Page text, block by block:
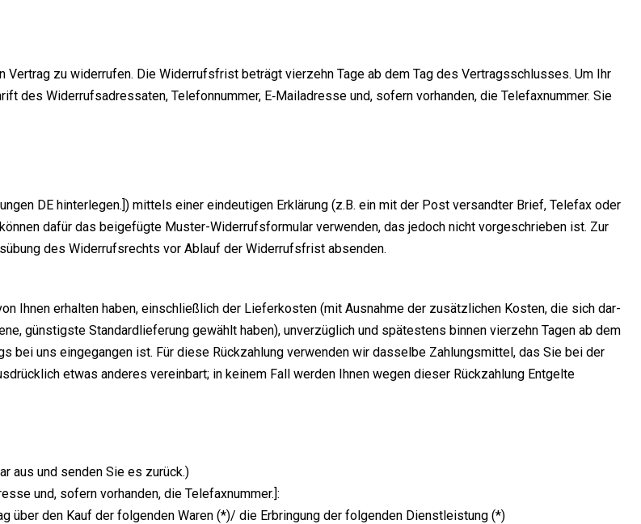
Ver­trag zu wider­ru­fen. Die Wider­rufs­frist beträgt vier­zehn Tage ab dem Tag des Ver­trags­schlus­ses. Um Ihr
des Wider­rufs­adres­sa­ten, Tele­fon­num­mer, E‑Mailadresse und, sofern vor­han­den, die Tele­fax­num­mer. Sie
DE hin­ter­le­gen.]) mit­tels einer ein­deu­ti­gen Erklä­rung (z.B. ein mit der Post ver­sand­ter Brief, Tele­fax oder
dafür das bei­gefüg­te Mus­ter-Wider­rufs­for­mu­lar ver­wen­den, das jedoch nicht vor­ge­schrie­ben ist. Zur
des Wider­rufs­rechts vor Ablauf der Wider­rufs­frist absenden.
Ihnen erhal­ten haben, ein­schließ­lich der Lie­fer­kos­ten (mit Aus­nah­me der zusätz­li­chen Kos­ten, die sich dar­
güns­tigs­te Stan­dard­lie­fe­rung gewählt haben), unver­züg­lich und spä­tes­tens bin­nen vier­zehn Tagen ab dem
bei uns ein­ge­gan­gen ist. Für die­se Rück­zah­lung ver­wen­den wir das­sel­be Zah­lungs­mit­tel, das Sie bei der
etwas ande­res ver­ein­bart; in kei­nem Fall wer­den Ihnen wegen die­ser Rück­zah­lung Ent­gel­te
aus und sen­den Sie es zurück.)
und, sofern vor­han­den, die Telefaxnummer.]:
den Kauf der fol­gen­den Waren (*)/ die Erbrin­gung der fol­gen­den Dienstleistung (*)